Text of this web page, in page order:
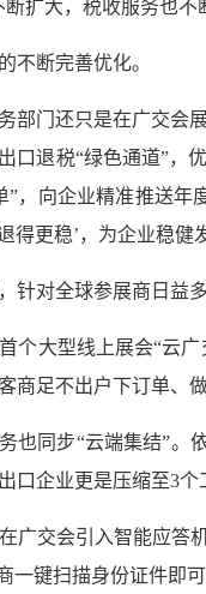
扩大，税收服务也不
不断完善优化。
部门还只是在广交会
口退税“绿色通道”，
，向企业精准推送
得更稳’，为企业稳
针对全球参展商日益
个大型线上展会“云
商足不出户下订单、
也同步“云端集结”
口企业更是压缩至3
广交会引入智能应
一键扫描身份证件即